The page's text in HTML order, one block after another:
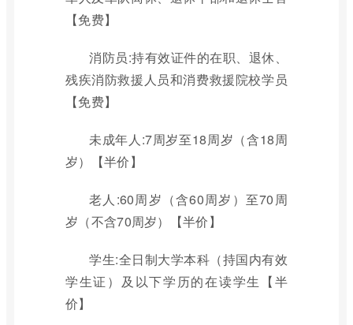
【免费】
消防员:持有效证件的在职、退休、
残疾消防救援人员和消费救援院校学员
【免费】
未成年人:7周岁至18周岁（含18周
岁）【半价】
老人:60周岁（含60周岁）至70周
岁（不含70周岁）【半价】
学生:全日制大学本科（持国内有效
学生证）及以下学历的在读学生【半
价】